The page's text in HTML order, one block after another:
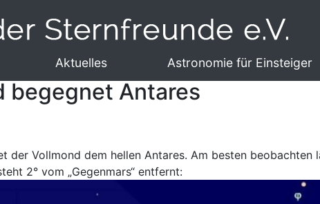
Aktuelles Astronomie für Einsteiger
begegnet Antares
der Vollmond dem hellen Antares. Am besten beobachten
2° vom „Gegenmars“ entfernt: